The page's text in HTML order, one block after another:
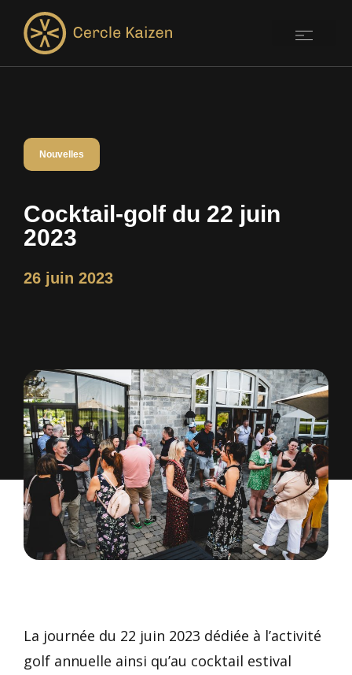
Nouvelles
Cocktail-golf du 22 juin
2023
26 juin 2023
La journée du 22 juin 2023 dédiée à l’activité
golf annuelle ainsi qu’au cocktail estival